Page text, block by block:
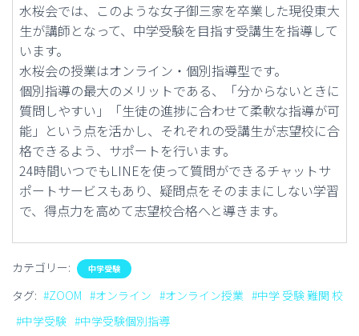
水桜会では、このような女子御三家を卒業した現役東大
生が講師となって、中学受験を目指す受講生を指導して
います。
水桜会の授業はオンライン・個別指導型です。
個別指導の最大のメリットである、「分からないときに
質問しやすい」「生徒の進捗に合わせて柔軟な指導が可
能」という点を活かし、それぞれの受講生が志望校に合
格できるよう、サポートを行います。
24時間いつでもLINEを使って質問ができるチャットサ
ポートサービスもあり、疑問点をそのままにしない学習
で、得点力を高めて志望校合格へと導きます。
カテゴリー: 中学受験
タグ: #ZOOM #オンライン #オンライン授業 #中学 受験 難関 校
#中学受験 #中学受験個別指導